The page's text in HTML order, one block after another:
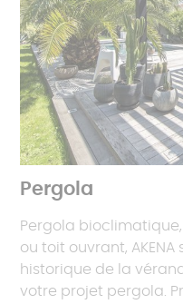
Pergola
Pergola
ou toit ouvrant,
historique de la
votre projet pergola.